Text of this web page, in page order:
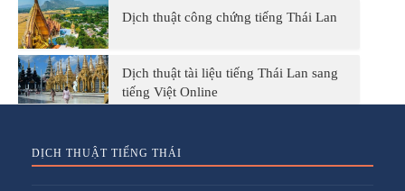
Dịch thuật công chứng tiếng Thái Lan
Dịch thuật tài liệu tiếng Thái Lan sang
tiếng Việt Online
DỊCH THUẬT TIẾNG THÁI